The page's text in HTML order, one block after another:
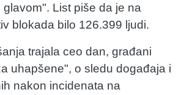
List piše da je na
blokada bilo 126.399 ljudi.
trajala ceo dan, građani
uhapšene", o sledu događaja i
nakon incidenata na